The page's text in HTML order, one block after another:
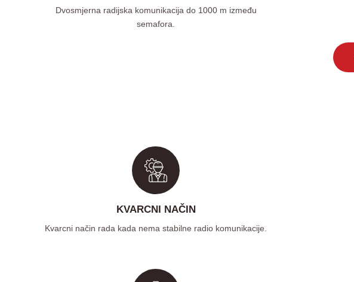
Dvosmjerna radijska komunikacija do 1000 m između
semafora.
KVARCNI NAČIN
Kvarcni način rada kada nema stabilne radio komunikacije.